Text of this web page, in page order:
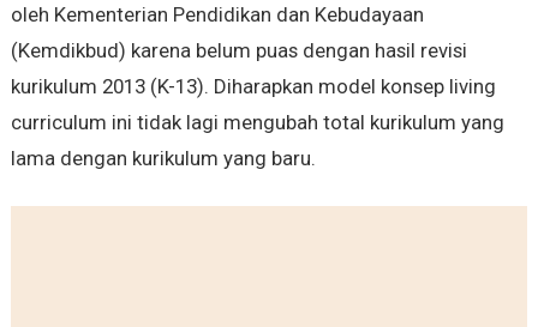
oleh Kementerian Pendidikan dan Kebudayaan
(Kemdikbud) karena belum puas dengan hasil revisi
kurikulum 2013 (K-13). Diharapkan model konsep living
curriculum ini tidak lagi mengubah total kurikulum yang
lama dengan kurikulum yang baru.